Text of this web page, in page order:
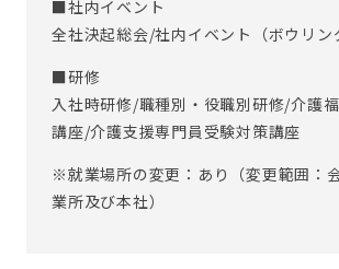
■社内イベント
全社決起総会/社内イベント（ボウリン
■研修
入社時研修/職種別・役職別研修/介護
講座/介護支援専門員受験対策講座
※就業場所の変更：あり（変更範囲：
業所及び本社）